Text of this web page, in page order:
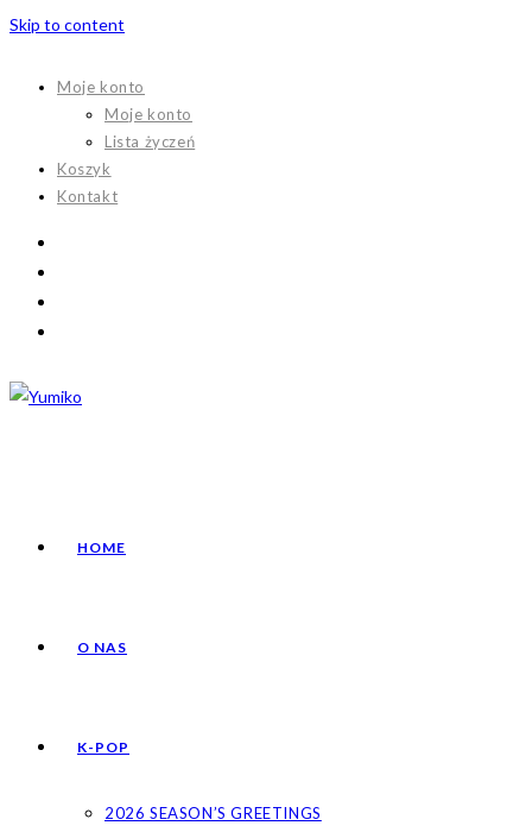
Skip to content
Moje konto
Moje konto
Lista życzeń
Koszyk
Kontakt
HOME
O NAS
K-POP
2026 SEASON’S GREETINGS